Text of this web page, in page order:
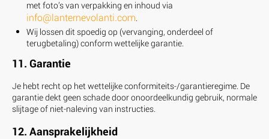
met foto’s van verpakking en inhoud via
info@lanternevolanti.com.
Wij lossen dit spoedig op (vervanging, onderdeel of
terugbetaling) conform wettelijke garantie.
11. Garantie
Je hebt recht op het wettelijke conformiteits-/garantieregime. De
garantie dekt geen schade door onoordeelkundig gebruik, normale
slijtage of niet-naleving van instructies.
12. Aansprakelijkheid